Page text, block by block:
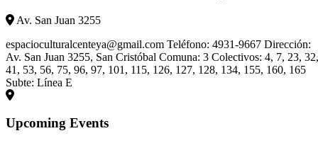
Av. San Juan 3255
espacioculturalcenteya@gmail.com Teléfono: 4931-9667 Dirección:
Av. San Juan 3255, San Cristóbal Comuna: 3 Colectivos: 4, 7, 23, 32,
41, 53, 56, 75, 96, 97, 101, 115, 126, 127, 128, 134, 155, 160, 165
Subte: Línea E
Upcoming Events